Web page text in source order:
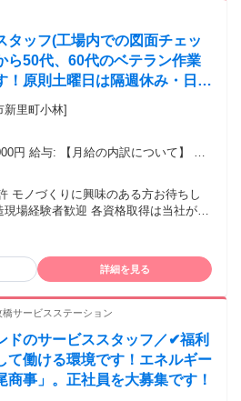
タッフ(工場内での図面チェッ
ら50代、60代のベテラン作業
！原則土曜日は隔週休み・日曜
や、昼食代の半金補助など、福
ます！最初は先輩スタッフ
新里町小林]
内訳について】 月
間分・休日手当、その他一律手当）
残業が発生した場合は、超過分を別
勤手当（規定支
弁当代の「半額補助」など、生活に
績による）
詳細を見る
サービスステーション
ドのサービススタッフ／✔福利
て働ける環境です！エネルギー
商事」。正社員を大募集です！